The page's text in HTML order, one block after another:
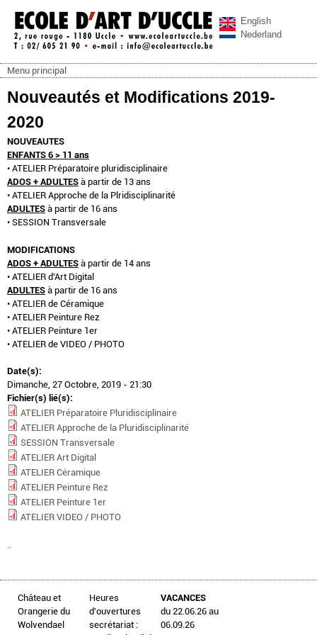
Aller au contenu principal
ecoleartuccle.be
English
Nederland
Menu principal
Menu principal
Nouveautés et Modifications 2019-
2020
NOUVEAUTES
ENFANTS 6 > 11 ans
• ATELIER Préparatoire pluridisciplinaire
ADOS + ADULTES à partir de 13 ans
• ATELIER Approche de la Plridisciplinarité
ADULTES à partir de 16 ans
• SESSION Transversale
MODIFICATIONS
ADOS + ADULTES à partir de 14 ans
• ATELIER d'Art Digital
ADULTES à partir de 16 ans
• ATELIER de Céramique
• ATELIER Peinture Rez
• ATELIER Peinture 1er
• ATELIER de VIDEO / PHOTO
Date(s):
Dimanche, 27 Octobre, 2019 - 21:30
Fichier(s) lié(s):
ATELIER Préparatoire Pluridisciplinaire
ATELIER Approche de la Pluridisciplinarité
SESSION Transversale
ATELIER Art Digital
ATELIER Céramique
ATELIER Peinture Rez
ATELIER Peinture 1er
ATELIER VIDEO / PHOTO
..
Château et
Orangerie du
Wolvendael
Heures
d'ouvertures
secrétariat :
VACANCES
du 22.06.26 au
06.09.26